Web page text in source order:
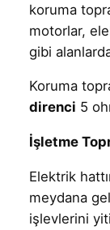
koruma
motorlar,
gibi
Koruma
direnci 5
İşletme
Elektrik
meydana
işlevlerini